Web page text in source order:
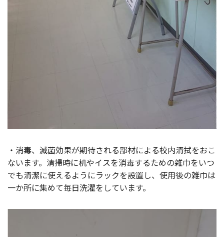
・消毒、滅菌効果が期待される部材による校内清拭をおこ
ないます。清掃時に机やイスを消毒するための雑巾をいつ
でも清潔に使えるようにラックを設置し、使用後の雑巾は
一か所に集めて毎日洗濯をしています。